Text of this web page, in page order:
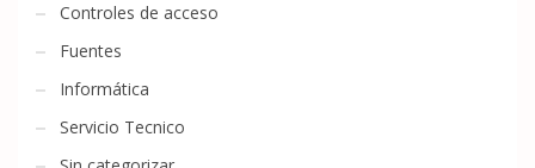
Controles de acceso
Fuentes
Informática
Servicio Tecnico